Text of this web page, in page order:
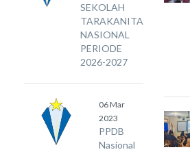
SEKOLAH
TARAKANITA
NASIONAL
PERIODE
2026-2027
06 Mar
2023
PPDB
Nasional